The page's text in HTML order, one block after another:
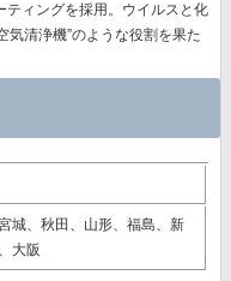
ィングを採用。ウイルスと化
気清浄機”のような役割を果た
城、秋田、山形、福島、新
大阪